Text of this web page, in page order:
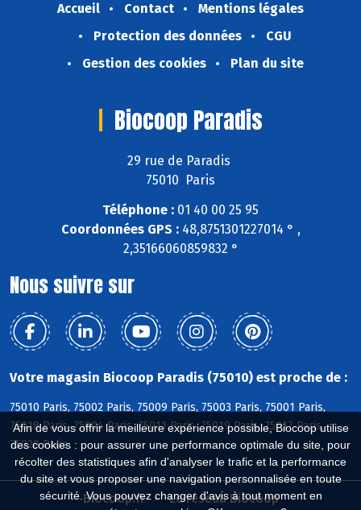
Afin de vous offrir la meilleure expérience possible, Biocoop utilise
des cookies : pour assurer une performance optimale du site, pour
récolter des statistiques afin d'analyser le trafic et la performance
du site et vous proposer une navigation personnalisée en toute
sécurité. Vous pouvez changer d'avis à tout moment en
Accueil Contact
Mentions légales
Protection des données
CGU
Gestion des cookies
Plan du site
Biocoop Paradis
29 rue de Paradis
75010 Paris
Téléphone : 01 40 00 25 95
Coordonnées GPS :48,8751301227014 ° ,
2,35166060859832 °
Nous suivre sur
Votre magasin Biocoop Paradis (75010) est proche de :
75010 Paris, 75002 Paris, 75009 Paris, 75003 Paris, 75001 Paris,
75018 Paris, 75004 Paris, 75011 Paris, 75019 Paris, 75017 Paris,
75020 Paris
Biocoop.fr Le réseau Biocoop